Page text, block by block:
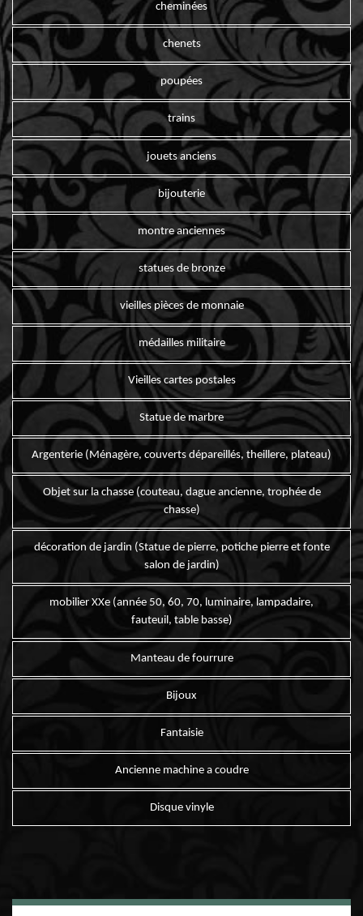
cheminées
chenets
poupées
trains
jouets anciens
bijouterie
montre anciennes
statues de bronze
vieilles pièces de monnaie
médailles militaire
Vieilles cartes postales
Statue de marbre
Argenterie (Ménagère, couverts dépareillés, theillere, plateau)
Objet sur la chasse (couteau, dague ancienne, trophée de
chasse)
décoration de jardin (Statue de pierre, potiche pierre et fonte
salon de jardin)
mobilier XXe (année 50, 60, 70, luminaire, lampadaire,
fauteuil, table basse)
Manteau de fourrure
Bijoux
Fantaisie
Ancienne machine a coudre
Disque vinyle